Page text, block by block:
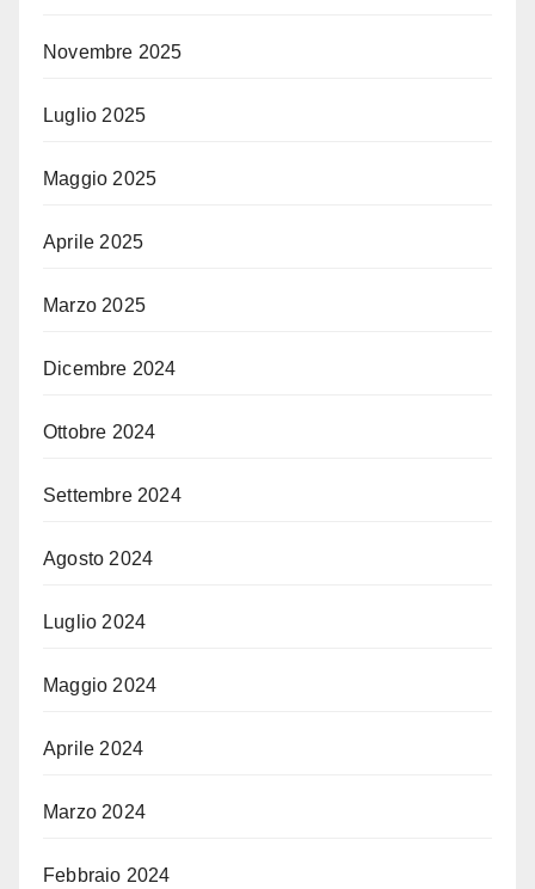
Novembre 2025
Luglio 2025
Maggio 2025
Aprile 2025
Marzo 2025
Dicembre 2024
Ottobre 2024
Settembre 2024
Agosto 2024
Luglio 2024
Maggio 2024
Aprile 2024
Marzo 2024
Febbraio 2024